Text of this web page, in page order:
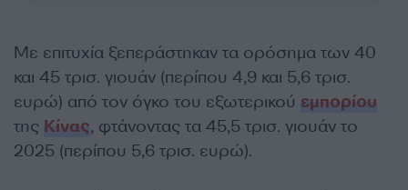
Με επιτυχία ξεπεράστηκαν τα ορόσημα των 40
και 45 τρισ. γιουάν (περίπου 4,9 και 5,6 τρισ.
ευρώ) από τον όγκο του εξωτερικού εμπορίου
της Κίνας, φτάνοντας τα 45,5 τρισ. γιουάν το
2025 (περίπου 5,6 τρισ. ευρώ).